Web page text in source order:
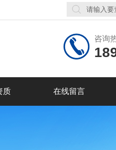
咨询
质 在线留言